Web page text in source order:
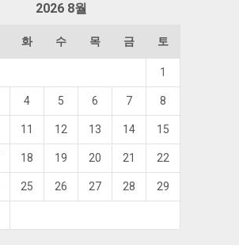
2026 8월
화 수 목 금 토
1
4 5 6 7 8
11 12 13 14 15
18 19 20 21 22
25 26 27 28 29